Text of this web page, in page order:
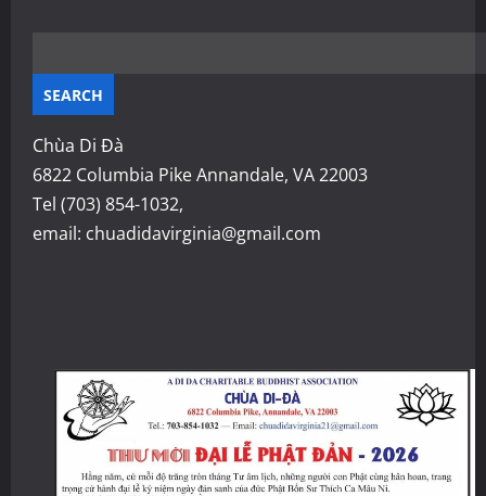
Chùa Di Đà
6822 Columbia Pike Annandale, VA 22003
Tel (703) 854-1032,
email: chuadidavirginia@gmail.com